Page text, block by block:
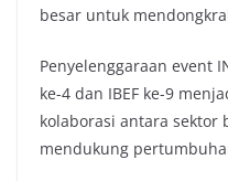
besar untuk
Penyelenggaraan event
ke-4 dan IBEF ke-9
kolaborasi antara
mendukung